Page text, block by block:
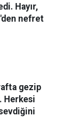
Hayır,
nefret
gezip
Herkesi